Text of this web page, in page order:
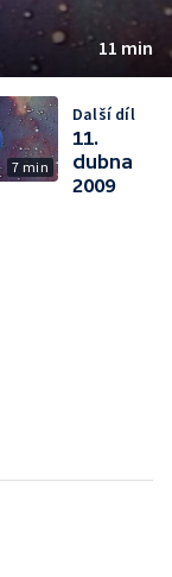
11 min
7 min
Další díl
11.
dubna
2009